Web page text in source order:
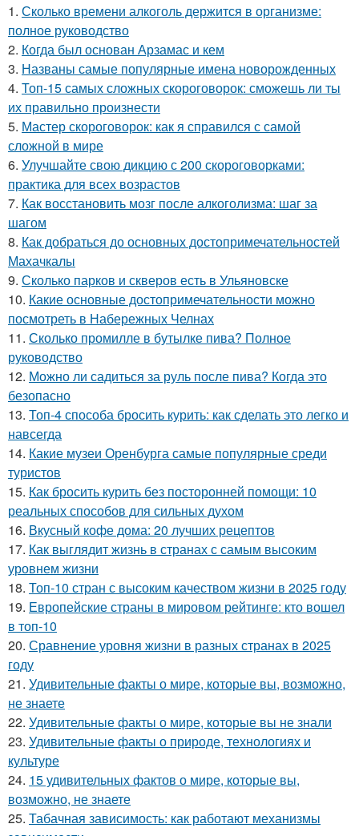
1. Сколько времени алкоголь держится в организме:
полное руководство
2. Когда был основан Арзамас и кем
3. Названы самые популярные имена новорожденных
4. Топ-15 самых сложных скороговорок: сможешь ли ты
их правильно произнести
5. Мастер скороговорок: как я справился с самой
сложной в мире
6. Улучшайте свою дикцию с 200 скороговорками:
практика для всех возрастов
7. Как восстановить мозг после алкоголизма: шаг за
шагом
8. Как добраться до основных достопримечательностей
Махачкалы
9. Сколько парков и скверов есть в Ульяновске
10. Какие основные достопримечательности можно
посмотреть в Набережных Челнах
11. Сколько промилле в бутылке пива? Полное
руководство
12. Можно ли садиться за руль после пива? Когда это
безопасно
13. Топ-4 способа бросить курить: как сделать это легко и
навсегда
14. Какие музеи Оренбурга самые популярные среди
туристов
15. Как бросить курить без посторонней помощи: 10
реальных способов для сильных духом
16. Вкусный кофе дома: 20 лучших рецептов
17. Как выглядит жизнь в странах с самым высоким
уровнем жизни
18. Топ-10 стран с высоким качеством жизни в 2025 году
19. Европейские страны в мировом рейтинге: кто вошел
в топ-10
20. Сравнение уровня жизни в разных странах в 2025
году
21. Удивительные факты о мире, которые вы, возможно,
не знаете
22. Удивительные факты о мире, которые вы не знали
23. Удивительные факты о природе, технологиях и
культуре
24. 15 удивительных фактов о мире, которые вы,
возможно, не знаете
25. Табачная зависимость: как работают механизмы